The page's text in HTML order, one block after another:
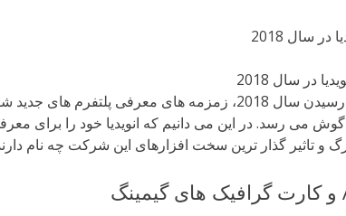
سال 2018
با پایان سال 2017 و فرارسیدن سال 2018، زمزمه های معرفی
می رسد. در این می دانیم که انویدیا خود را برای
و تاثیر گذار ترین سخت افزارهای این شرکت چه نام